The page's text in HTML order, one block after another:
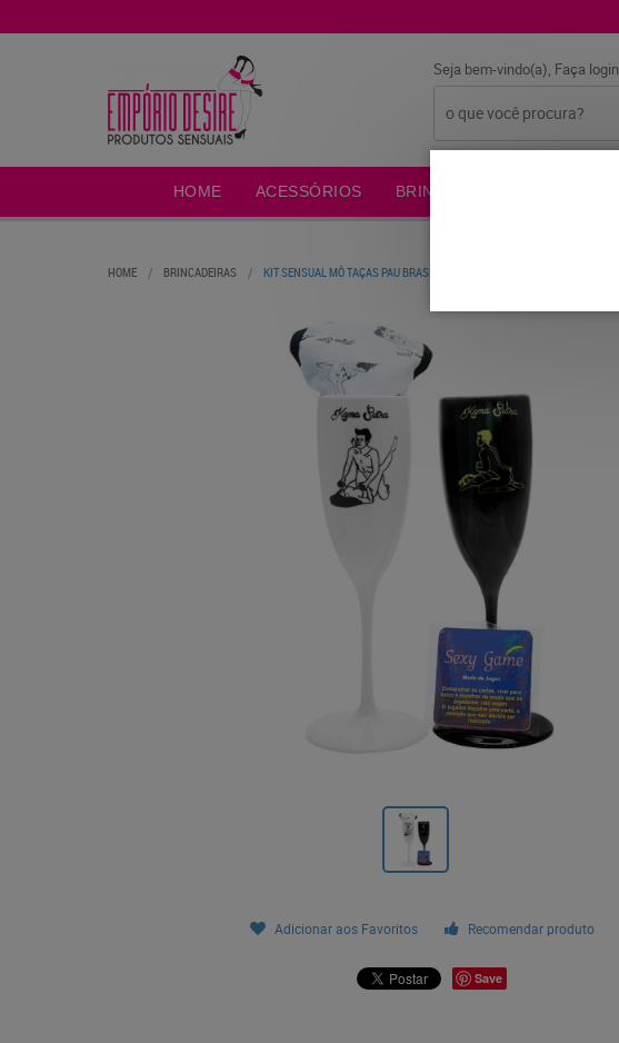
Seja bem-vindo(a), Faça login
HOME ACESSÓRIOS BRINCADEIRAS
HOME BRINCADEIRAS KIT SENSUAL MÔ TAÇAS PAU BRASIL
Adicionar aos Favoritos Recomendar produto
Save